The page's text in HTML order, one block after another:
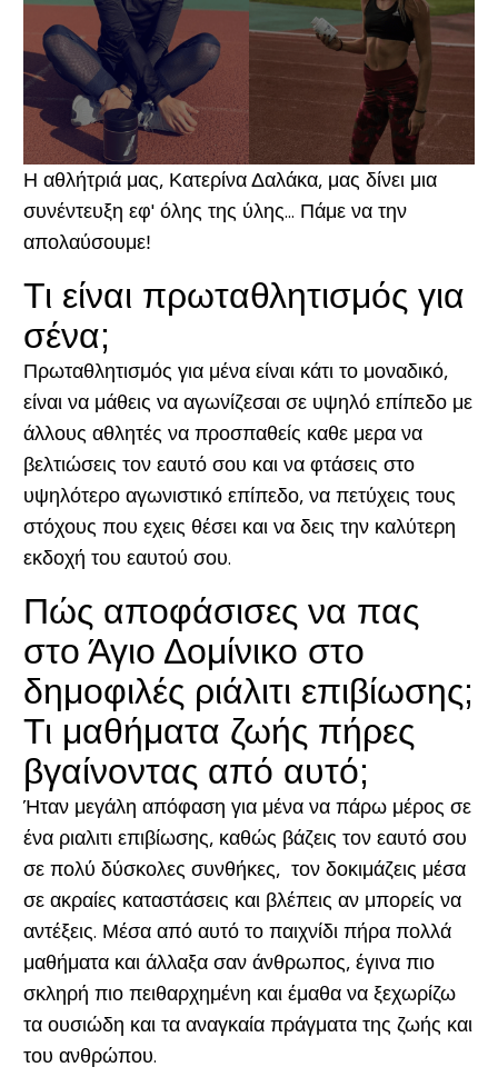
Η αθλήτριά μας, Κατερίνα Δαλάκα, μας δίνει μια
συνέντευξη εφ' όλης της ύλης... Πάμε να την
απολαύσουμε!
Τι είναι πρωταθλητισμός για
σένα;
Πρωταθλητισμός για μένα είναι κάτι το μοναδικό,
είναι να μάθεις να αγωνίζεσαι σε υψηλό επίπεδο με
άλλους αθλητές να προσπαθείς καθε μερα να
βελτιώσεις τον εαυτό σου και να φτάσεις στο
υψηλότερο αγωνιστικό επίπεδο, να πετύχεις τους
στόχους που εχεις θέσει και να δεις την καλύτερη
εκδοχή του εαυτού σου.
Πώς αποφάσισες να πας
στο Άγιο Δομίνικο στο
δημοφιλές ριάλιτι επιβίωσης;
Τι μαθήματα ζωής πήρες
βγαίνοντας από αυτό;
Ήταν μεγάλη απόφαση για μένα να πάρω μέρος σε
ένα ριαλιτι επιβίωσης, καθώς βάζεις τον εαυτό σου
σε πολύ δύσκολες συνθήκες, τον δοκιμάζεις μέσα
σε ακραίες καταστάσεις και βλέπεις αν μπορείς να
αντέξεις. Μέσα από αυτό το παιχνίδι πήρα πολλά
μαθήματα και άλλαξα σαν άνθρωπος, έγινα πιο
σκληρή πιο πειθαρχημένη και έμαθα να ξεχωρίζω
τα ουσιώδη και τα αναγκαία πράγματα της ζωής και
του ανθρώπου.